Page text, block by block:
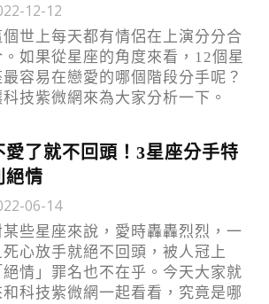
12-12
個世上每天都有情侶在上演分分合
。如果從星座的角度來看，12個星
最容易在戀愛的哪個階段分手呢？
科技紫微網來為大家分析一下。
愛了就不回頭！3星座分手特
絕情
06-14
某些星座來說，愛時轟轟烈烈，一
死心放手就絕不回頭，被人冠上
絕情」罪名也不在乎。今天大家就
和科技紫微網一起看看，究竟是哪